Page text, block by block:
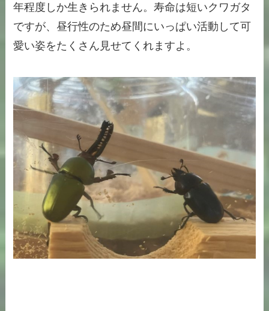
年程度しか生きられません。寿命は短いクワガタ
ですが、昼行性のため昼間にいっぱい活動して可
愛い姿をたくさん見せてくれますよ。